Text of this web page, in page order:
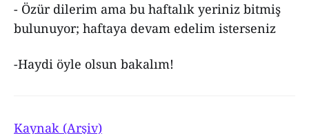
- Özür dilerim ama bu haftalık yeriniz bitmiş
bulunuyor; haftaya devam edelim isterseniz
-Haydi öyle olsun bakalım!
Kaynak (Arşiv)